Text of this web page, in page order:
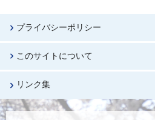
プライバシーポリシー
このサイトについて
リンク集